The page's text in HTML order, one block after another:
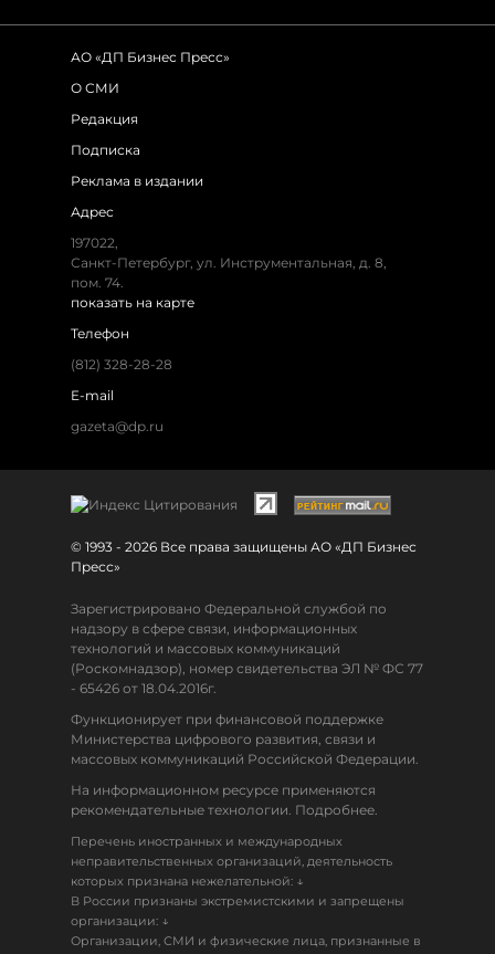
АО «ДП Бизнес Пресс»
О СМИ
Редакция
Подписка
Реклама в издании
Адрес
197022,
Санкт-Петербург, ул. Инструментальная, д. 8,
пом. 74.
показать на карте
Телефон
(812) 328-28-28
E-mail
gazeta@dp.ru
© 1993 - 2026 Все права защищены АО «ДП Бизнес
Пресс»
Зарегистрировано Федеральной службой по
надзору в сфере связи, информационных
технологий и массовых коммуникаций
(Роскомнадзор), номер свидетельства ЭЛ № ФС 77
- 65426 от 18.04.2016г.
Функционирует при финансовой поддержке
Министерства цифрового развития, связи и
массовых коммуникаций Российской Федерации.
На информационном ресурсе применяются
рекомендательные технологии. Подробнее.
Перечень иностранных и международных
неправительственных организаций, деятельность
которых признана нежелательной: ↓
В России признаны экстремистскими и запрещены
организации: ↓
Организации, СМИ и физические лица, признанные в